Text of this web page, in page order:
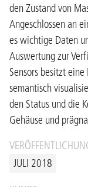
den Zustand von
Angeschlossen an
es wichtige Daten
Auswertung zur
Sensors besitzt eine
semantisch
den Status und die
Gehäuse und
JULI 2018